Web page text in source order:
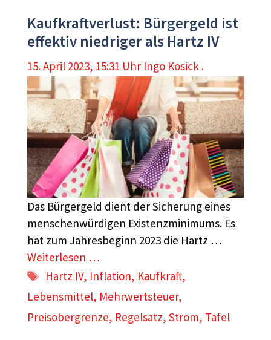
Kaufkraftverlust: Bürgergeld ist
effektiv niedriger als Hartz IV
15. April 2023, 15:31 Uhr Ingo Kosick .
Das Bürgergeld dient der Sicherung eines
menschenwürdigen Existenzminimums. Es
hat zum Jahresbeginn 2023 die Hartz …
Weiterlesen …
Schlagwörter
Hartz IV, Inflation, Kaufkraft,
Lebensmittel, Mehrwertsteuer,
Preisobergrenze, Regelsatz, Strom, Tafel